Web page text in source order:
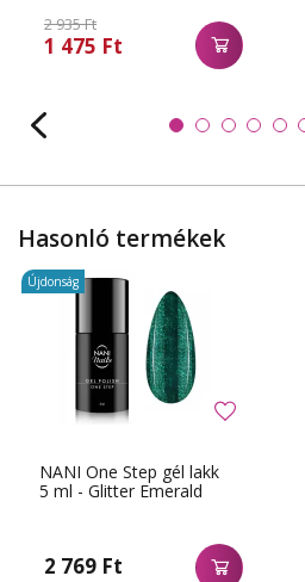
2 935 Ft
1 475 Ft
Hasonló termékek
NANI One Step gél lakk
5 ml - Glitter Emerald
2 769 Ft
Újdonság